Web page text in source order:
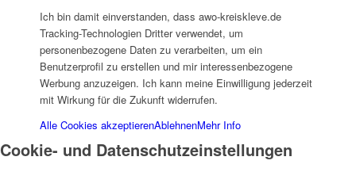
Arbeitsbereiche
Ich bin damit einverstanden, dass awo-kreiskleve.de
Tracking-Technologien Dritter verwendet, um
personenbezogene Daten zu verarbeiten, um ein
Benutzerprofil zu erstellen und mir interessenbezogene
Werbung anzuzeigen. Ich kann meine Einwilligung jederzeit
mit Wirkung für die Zukunft widerrufen.
Alle Cookies akzeptierenAblehnenMehr Info
Cookie- und Datenschutzeinstellungen